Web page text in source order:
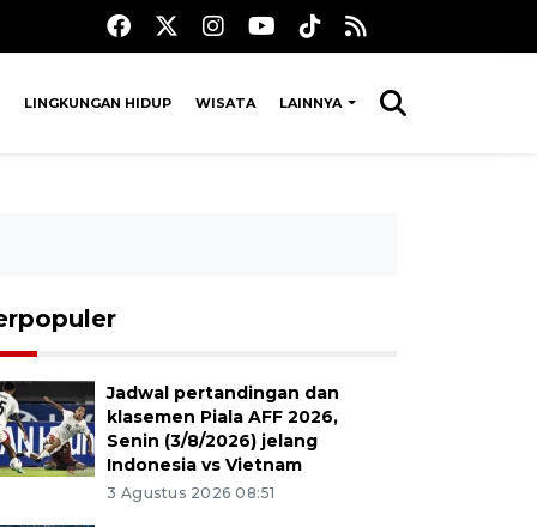
LINGKUNGAN HIDUP WISATA LAINNYA
Jadwal pertandingan dan
klasemen Piala AFF 2026,
Senin (3/8/2026) jelang
Indonesia vs Vietnam
3 Agustus 2026 08:51